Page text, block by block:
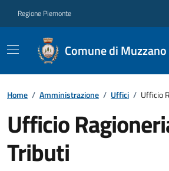
Regione Piemonte
Comune di Muzzano
Home / Amministrazione / Uffici / Ufficio
Ufficio
Tributi